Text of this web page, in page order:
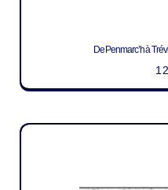
De Penmarc’h à